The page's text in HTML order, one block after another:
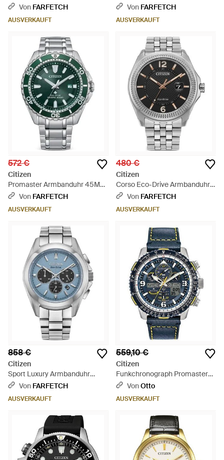
- Blau
Von FARFETCH
AUSVERKAUFT
- Grau
Von FARFETCH
AUSVERKAUFT
572 €
Citizen
Promaster Armbanduhr 45Mm
- Grau
Von FARFETCH
AUSVERKAUFT
480 €
Citizen
Corso Eco-Drive Armbanduhr
42Mm - Grau
Von FARFETCH
AUSVERKAUFT
858 €
Citizen
Sport Luxury Armbanduhr
40,5Mm - Grau
Von FARFETCH
AUSVERKAUFT
559,10 €
Citizen
Funkchronograph Promaster
Skyhawk "Blue Angels" JY8078-
VonOtto
AUSVERKAUFT